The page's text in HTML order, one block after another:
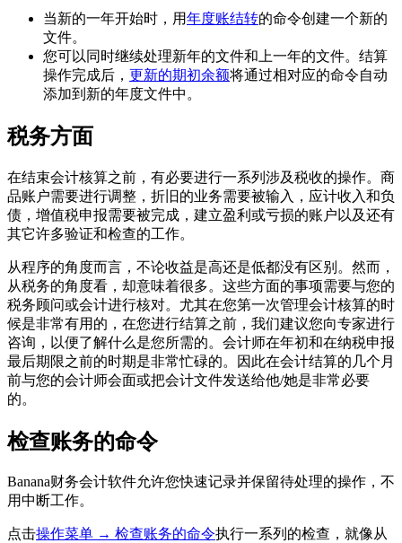
当新的一年开始时，用年度账结转的命令创建一个新的
文件。
您可以同时继续处理新年的文件和上一年的文件。结算
操作完成后， 更新的期初余额将通过相对应的命令自动
添加到新的年度文件中。
税务方面
在结束会计核算之前，有必要进行一系列涉及税收的操作。商
品账户需要进行调整，折旧的业务需要被输入，应计收入和负
债，增值税申报需要被完成，建立盈利或亏损的账户以及还有
其它许多验证和检查的工作。
从程序的角度而言，不论收益是高还是低都没有区别。然而，
从税务的角度看，却意味着很多。这些方面的事项需要与您的
税务顾问或会计进行核对。尤其在您第一次管理会计核算的时
候是非常有用的，在您进行结算之前，我们建议您向专家进行
咨询，以便了解什么是您所需的。会计师在年初和在纳税申报
最后期限之前的时期是非常忙碌的。因此在会计结算的几个月
前与您的会计师会面或把会计文件发送给他/她是非常必要
的。
检查账务的命令
Banana财务会计软件允许您快速记录并保留待处理的操作，不
用中断工作。
点击操作菜单 → 检查账务的命令执行一系列的检查，就像从